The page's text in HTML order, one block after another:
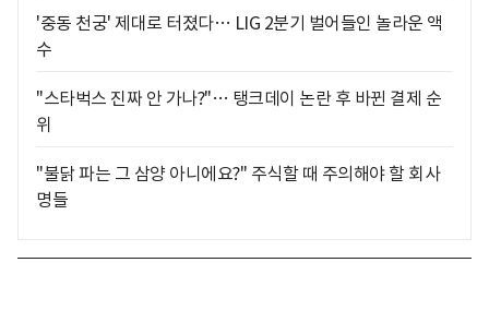
'중동 천궁' 제대로 터졌다… LIG 2분기 벌어들인 놀라운 액
수
"스타벅스 진짜 안 가나?"… 탱크데이 논란 후 바뀐 결제 순
위
"불닭 파는 그 삼양 아니에요?" 주식할 때 주의해야 할 회사
명들